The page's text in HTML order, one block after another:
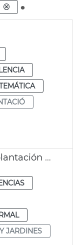
València inicia tercera fase plantación arbolado viario
JARDINES